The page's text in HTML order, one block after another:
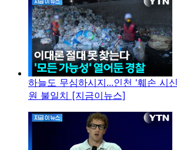
하늘도 무심하시지...인천 '훼손 시
원 불일치 [지금이뉴스]